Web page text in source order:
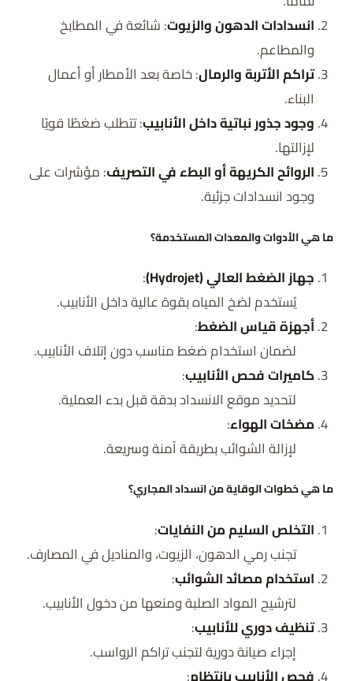
انسدادات الدهون والزيوت: شائعة في المطابخ
والمطاعم.
تراكم الأتربة والرمال: خاصة بعد الأمطار أو أعمال
البناء.
وجود جذور نباتية داخل الأنابيب: تتطلب ضغطًا قويًا
لإزالتها.
الروائح الكريهة أو البطء في التصريف: مؤشرات على
وجود انسدادات جزئية.
ما هي الأدوات والمعدات المستخدمة؟
جهاز الضغط العالي (Hydrojet)
:
يُستخدم لضخ المياه بقوة عالية داخل الأنابيب.
أجهزة قياس الضغط:
لضمان استخدام ضغط مناسب دون إتلاف الأنابيب.
كاميرات فحص الأنابيب:
لتحديد موقع الانسداد بدقة قبل بدء العملية.
مضخات الهواء:
لإزالة الشوائب بطريقة آمنة وسريعة.
ما هي خطوات الوقاية من انسداد المجاري؟
التخلص السليم من النفايات:
تجنب رمي الدهون، الزيوت، والمناديل في المصارف.
استخدام مصائد الشوائب:
لترشيح المواد الصلبة ومنعها من دخول الأنابيب.
تنظيف دوري للأنابيب:
إجراء صيانة دورية لتجنب تراكم الرواسب.
فحص الأنابيب بانتظام: